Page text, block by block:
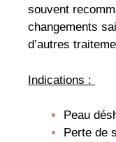
souvent
changements
d’autres
Indications :
Peau
Perte de